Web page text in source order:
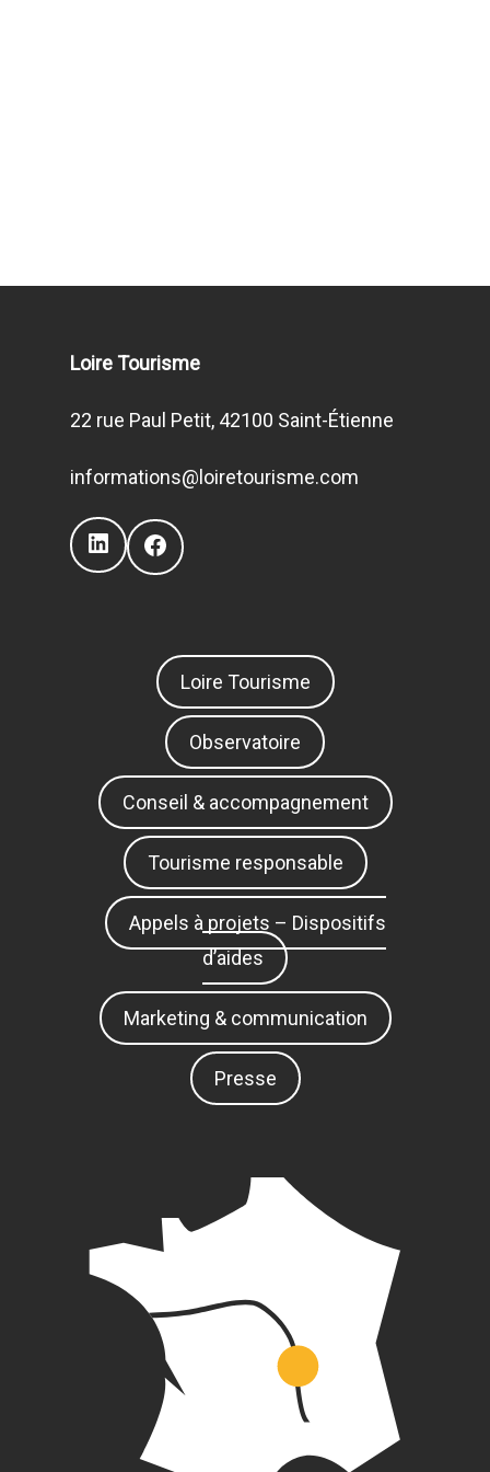
Loire Tourisme
22 rue Paul Petit, 42100 Saint-Étienne
informations@loiretourisme.com
LinkedInFacebook
Loire Tourisme
Observatoire
Conseil & accompagnement
Tourisme responsable
Appels à projets – Dispositifs
d’aides
Marketing & communication
Presse